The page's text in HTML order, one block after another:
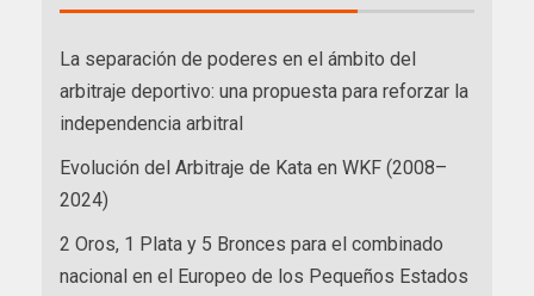
La separación de poderes en el ámbito del
arbitraje deportivo: una propuesta para reforzar la
independencia arbitral
Evolución del Arbitraje de Kata en WKF (2008–
2024)
2 Oros, 1 Plata y 5 Bronces para el combinado
nacional en el Europeo de los Pequeños Estados